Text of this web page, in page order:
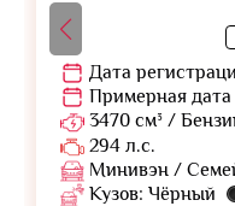
Дата
Примерная дата
3470 см³ /
294 л.с.
Минивэн /
Кузов: Чёрный